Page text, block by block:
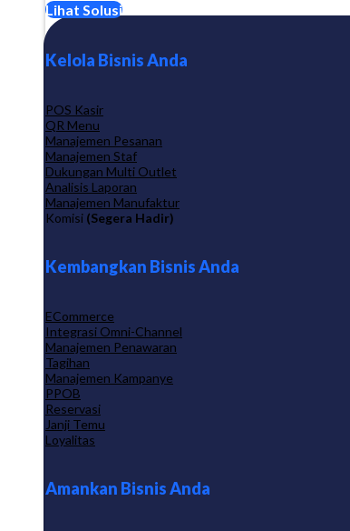
Lihat Solusi
Kelola Bisnis Anda
POS Kasir
QR Menu
Manajemen Pesanan
Manajemen Staf
Dukungan Multi Outlet
Analisis Laporan
Manajemen Manufaktur
Komisi (Segera Hadir)
Kembangkan Bisnis Anda
ECommerce
Integrasi Omni-Channel
Manajemen Penawaran
Tagihan
Manajemen Kampanye
PPOB
Reservasi
Janji Temu
Loyalitas
Amankan Bisnis Anda